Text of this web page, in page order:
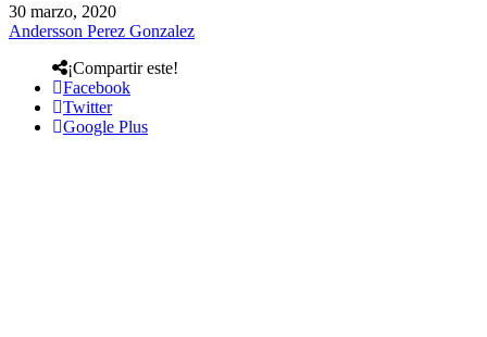
30 marzo, 2020
Andersson Perez Gonzalez
¡Compartir este!
Facebook
Twitter
Google Plus